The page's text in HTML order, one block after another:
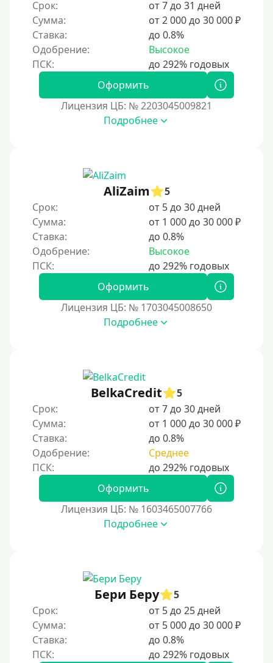
Срок:
от 7 до 31 дней
Сумма:
от 2 000 до 30 000 ₽
Ставка:
до 0.8%
Одобрение:
Высокое
Оформить
Лицензия ЦБ: № 2203045009821
Подробнее
AliZaim
5
Срок:
от 5 до 30 дней
Сумма:
от 1 000 до 30 000 ₽
Ставка:
до 0.8%
Одобрение:
Высокое
Оформить
Лицензия ЦБ: № 1703045008650
Подробнее
BelkaCredit
5
Срок:
от 7 до 30 дней
Сумма:
от 1 000 до 30 000 ₽
Ставка:
до 0.8%
Одобрение:
Среднее
Оформить
Лицензия ЦБ: № 1603465007766
Подробнее
Бери Беру
5
Срок:
от 5 до 25 дней
Сумма:
от 5 000 до 30 000 ₽
Ставка:
до 0.8%